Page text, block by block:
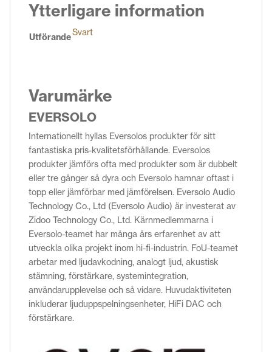
Ytterligare information
UtförandeSvart
Varumärke
EVERSOLO
Internationellt hyllas Eversolos produkter för sitt
fantastiska pris-kvalitetsförhållande. Eversolos
produkter jämförs ofta med produkter som är dubbelt
eller tre gånger så dyra och Eversolo hamnar oftast i
topp eller jämförbar med jämförelsen. Eversolo Audio
Technology Co., Ltd (Eversolo Audio) är investerat av
Zidoo Technology Co., Ltd. Kärnmedlemmarna i
Eversolo-teamet har många års erfarenhet av att
utveckla olika projekt inom hi-fi-industrin. FoU-teamet
arbetar med ljudavkodning, analogt ljud, akustisk
stämning, förstärkare, systemintegration,
användarupplevelse och så vidare. Huvudaktiviteten
inkluderar ljuduppspelningsenheter, HiFi DAC och
förstärkare.